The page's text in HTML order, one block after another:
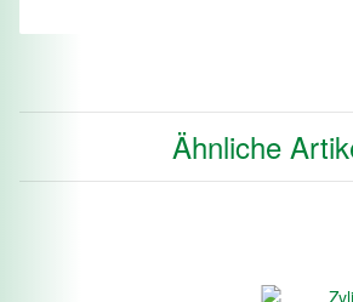
Ähnliche